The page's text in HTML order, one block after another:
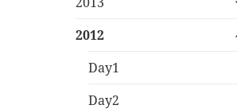
2012
Day1
Day2